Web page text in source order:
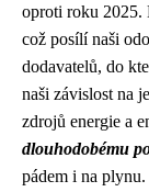
oproti roku 2025.
což posílí naši
dodavatelů, do
naši závislost na
zdrojů energie a
dlouhodobému
pádem i na